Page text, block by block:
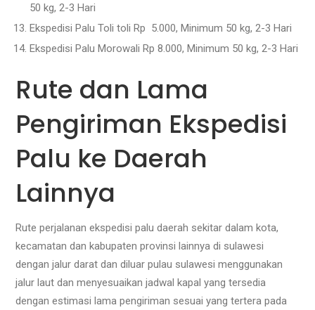
50 kg, 2-3 Hari
Ekspedisi Palu Toli toli Rp 5.000, Minimum 50 kg, 2-3 Hari
Ekspedisi Palu Morowali Rp 8.000, Minimum 50 kg, 2-3 Hari
Rute dan Lama
Pengiriman Ekspedisi
Palu ke Daerah
Lainnya
Rute perjalanan ekspedisi palu daerah sekitar dalam kota,
kecamatan dan kabupaten provinsi lainnya di sulawesi
dengan jalur darat dan diluar pulau sulawesi menggunakan
jalur laut dan menyesuaikan jadwal kapal yang tersedia
dengan estimasi lama pengiriman sesuai yang tertera pada